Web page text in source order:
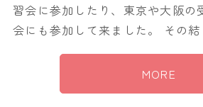
習会に参加したり、東京や大阪の
会にも参加して来ました。 その
MORE